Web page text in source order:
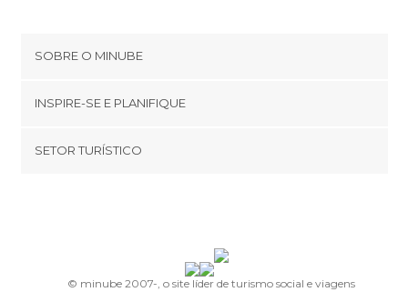
SOBRE O MINUBE
Términos e Condições
INSPIRE-SE E PLANIFIQUE
footer@item_discovertips_anchor
SETOR TURÍSTICO
© minube 2007-, o site líder de turismo social e viagens